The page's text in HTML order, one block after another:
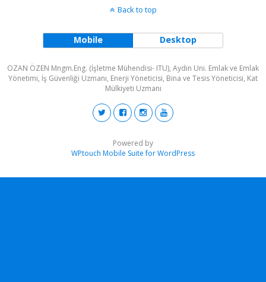
Back to top
Mobile Desktop
OZAN ÖZEN Mngm.Eng. (İşletme Mühendisi- ITU), Aydın Uni. Emlak ve Emlak
Yönetimi, İş Güvenliği Uzmanı, Enerji Yöneticisi, Bina ve Tesis Yöneticisi, Kat
Mülkiyeti Uzmanı
Powered by
WPtouch Mobile Suite for WordPress